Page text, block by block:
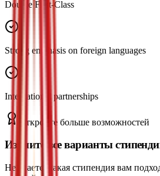
Double First-Class
Strong emphasis on foreign languages
International partnerships
Откройте больше возможностей
Изучите все варианты
Не знаете, какая стипендия вам